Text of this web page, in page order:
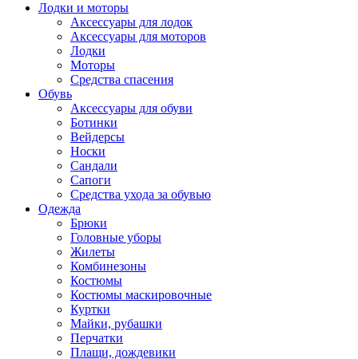
Лодки и моторы
Аксессуары для лодок
Аксессуары для моторов
Лодки
Моторы
Средства спасения
Обувь
Аксессуары для обуви
Ботинки
Вейдерсы
Носки
Сандали
Сапоги
Средства ухода за обувью
Одежда
Брюки
Головные уборы
Жилеты
Комбинезоны
Костюмы
Костюмы маскировочные
Куртки
Майки, рубашки
Перчатки
Плащи, дождевики